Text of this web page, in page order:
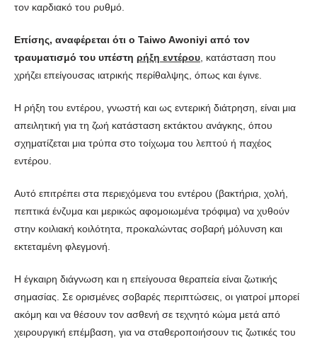
τον καρδιακό του ρυθμό.
Επίσης, αναφέρεται ότι ο Taiwo Awoniyi από τον
τραυματισμό του υπέστη ρήξη εντέρου , κατάσταση που
χρήζει επείγουσας ιατρικής περίθαλψης, όπως και έγινε.
Η ρήξη του εντέρου, γνωστή και ως εντερική διάτρηση, είναι μια
απειλητική για τη ζωή κατάσταση εκτάκτου ανάγκης, όπου
σχηματίζεται μια τρύπα στο τοίχωμα του λεπτού ή παχέος
εντέρου.
Αυτό επιτρέπει στα περιεχόμενα του εντέρου (βακτήρια, χολή,
πεπτικά ένζυμα και μερικώς αφομοιωμένα τρόφιμα) να χυθούν
στην κοιλιακή κοιλότητα, προκαλώντας σοβαρή μόλυνση και
εκτεταμένη φλεγμονή.
Η έγκαιρη διάγνωση και η επείγουσα θεραπεία είναι ζωτικής
σημασίας. Σε ορισμένες σοβαρές περιπτώσεις, οι γιατροί μπορεί
ακόμη και να θέσουν τον ασθενή σε τεχνητό κώμα μετά από
χειρουργική επέμβαση, για να σταθεροποιήσουν τις ζωτικές του